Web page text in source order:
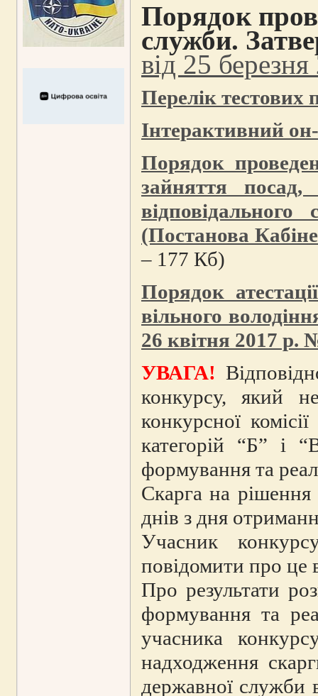
Порядок
служби.
від 25
Перелік тестових
Інтерактивний
Порядок
зайняття посад,
(Постанова
– 177 Кб)
Порядок
вільного
26 квітня 2017 р.
УВАГА!
конкурсу, який
конкурсної
категорій “Б” і
формування та
Скарга на рішення
днів з дня
Учасник
повідомити про це
Про результати
формування та
учасника
надходження
державної служби